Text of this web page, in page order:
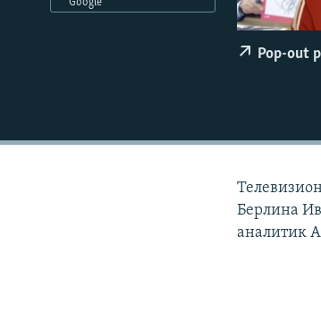
Pop-out
Берлина
аналитик